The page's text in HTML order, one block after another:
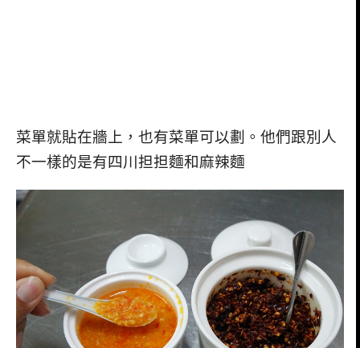
菜單就貼在牆上，也有菜單可以劃。他們跟別人
不一樣的是有四川担担麵和麻辣麵